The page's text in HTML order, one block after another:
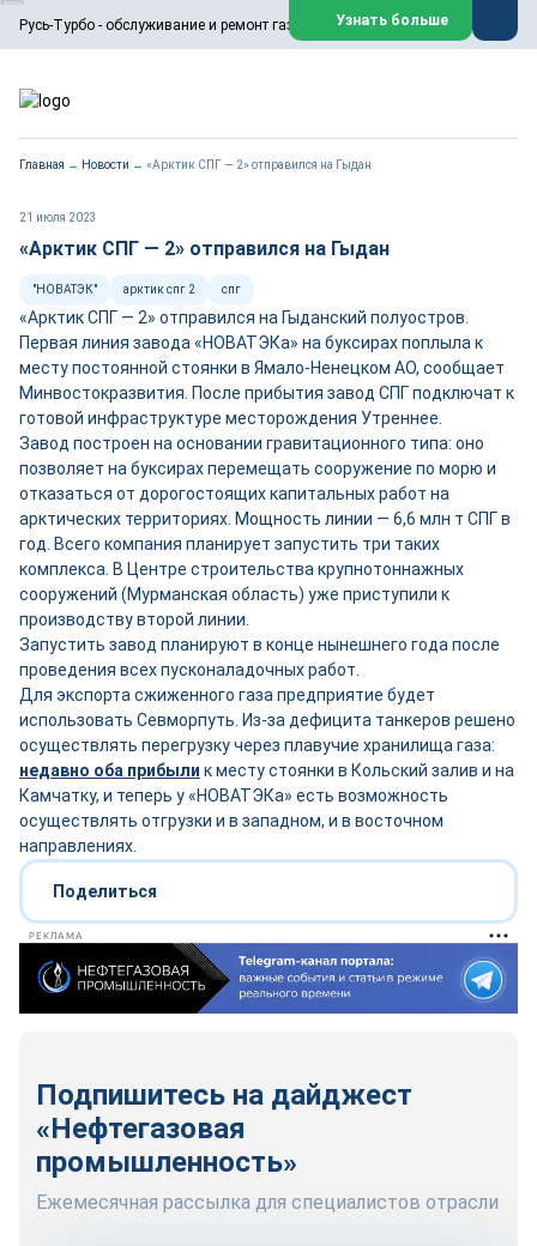
Русь-Турбо - обслуживание и ремонт газовых паровых турбин
ООО «Русь-Турбо» занимается сервисом газовых и паровых
турбин, комплексным ремонтом, восстановлением,
техническим обслуживанием оборудования ТЭС,
работают на нефтегазовых, нефтехимических,
металлургических и других предприятиях.
Реклама. ООО «Русь-Турбо», ИНН 7802588950
Узнать больше
Главная → Новости → «Арктик СПГ — 2» отправился на Гыдан
21 июля 2023
«Арктик СПГ — 2» отправился на Гыдан
"НОВАТЭК" арктик спг 2 спг
«Арктик СПГ — 2» отправился на Гыданский полуостров.
Первая линия завода «НОВАТЭКа» на буксирах поплыла к
месту постоянной стоянки в Ямало-Ненецком АО, сообщает
Минвостокразвития. После прибытия завод СПГ подключат к
готовой инфраструктуре месторождения Утреннее.
Завод построен на основании гравитационного типа: оно
позволяет на буксирах перемещать сооружение по морю и
отказаться от дорогостоящих капитальных работ на
арктических территориях. Мощность линии — 6,6 млн т СПГ в
год. Всего компания планирует запустить три таких
комплекса. В Центре строительства крупнотоннажных
сооружений (Мурманская область) уже приступили к
производству второй линии.
Запустить завод планируют в конце нынешнего года после
проведения всех пусконаладочных работ.
Для экспорта сжиженного газа предприятие будет
использовать Севморпуть. Из-за дефицита танкеров решено
осуществлять перегрузку через плавучие хранилища газа:
недавно оба прибыли к месту стоянки в Кольский залив и на
Камчатку, и теперь у «НОВАТЭКа» есть возможность
осуществлять отгрузки и в западном, и в восточном
направлениях.
Поделиться
РЕКЛАМА
Подпишитесь на дайджест
«Нефтегазовая
промышленность»
Ежемесячная рассылка для специалистов отрасли